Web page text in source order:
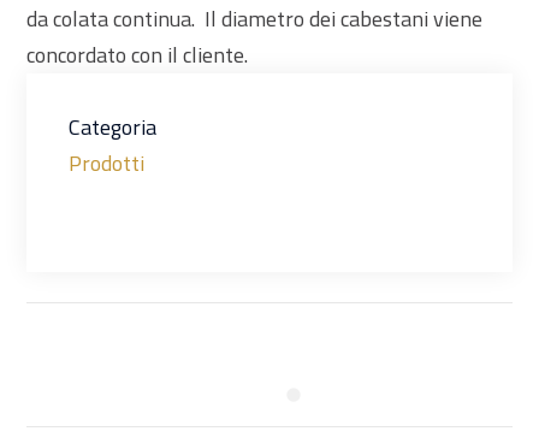
da colata continua. Il diametro dei cabestani viene
concordato con il cliente.
Categoria
Prodotti